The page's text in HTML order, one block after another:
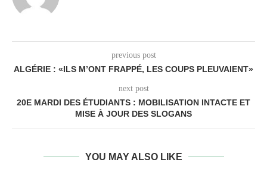
previous post
ALGÉRIE : «ILS M’ONT FRAPPÉ, LES COUPS PLEUVAIENT»
next post
20E MARDI DES ÉTUDIANTS : MOBILISATION INTACTE ET
MISE À JOUR DES SLOGANS
YOU MAY ALSO LIKE